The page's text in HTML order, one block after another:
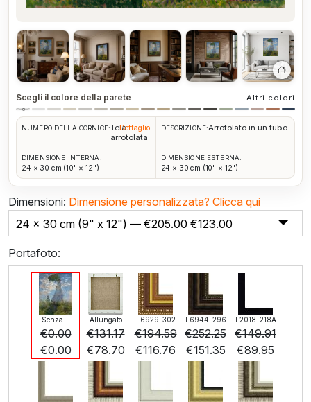
Scegli il colore della parete Altri colori
NUMERO DELLA CORNICE:Tela
arrotolata
Dettaglio DESCRIZIONE:Arrotolato in un tubo
DIMENSIONE INTERNA:
24 × 30 cm (10" × 12")
DIMENSIONE ESTERNA:
24 × 30 cm (10" × 12")
Dimensioni: Dimensione personalizzata? Clicca qui
24 x 30 cm (9" x 12") — €205.00 €123.00
Portafoto:
Senza...
€0.00
€0.00
Allungato
€131.17
€78.70
F6929-302
€194.59
€116.76
F6944-296
€252.25
€151.35
F2018-218A
€149.91
€89.95